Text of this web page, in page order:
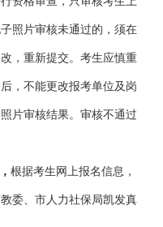
照片审核未通过的，须在
，重新提交。考生应慎重
，不能更改报考单位及岗
片审核结果。审核不通过
根据考生网上报名信息，
委、市人力社保局凯发真